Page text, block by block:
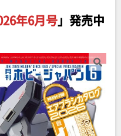
年6月号」発売中